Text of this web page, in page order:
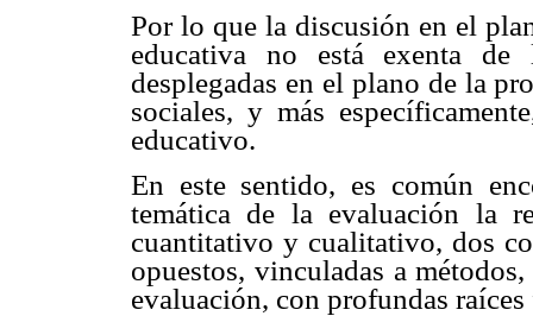
Por lo que la discusión en el
educativa no está exenta de
desplegadas en el plano de la
sociales, y más
educativo.
En este sentido, es común
temática de la evaluación la
cuantitativo y cualitativo, dos
opuestos, vinculadas a
evaluación, con profundas